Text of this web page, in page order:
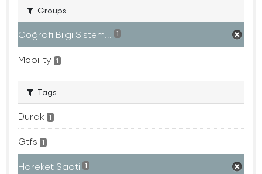
Groups
Coğrafi Bilgi Sistem... 1
Mobility 1
Tags
Durak 1
Gtfs 1
Hareket Saati 1